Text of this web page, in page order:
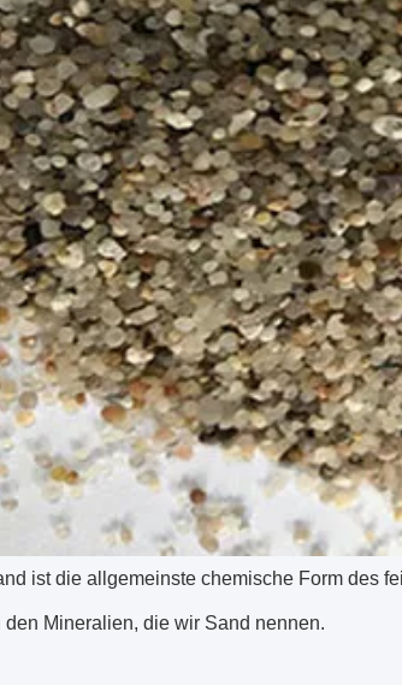
ist die allgemeinste chemische Form des
den Mineralien, die wir Sand nennen.